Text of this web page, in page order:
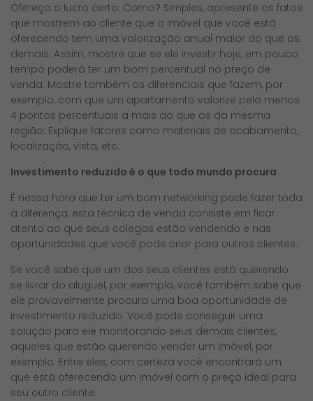
Ofereça o lucro certo. Como? Simples, apresente os fatos
que mostrem ao cliente que o imóvel que você está
oferecendo tem uma valorização anual maior do que os
demais. Assim, mostre que se ele investir hoje, em pouco
tempo poderá ter um bom percentual no preço de
venda. Mostre também os diferenciais que fazem, por
exemplo, com que um apartamento valorize pelo menos
4 pontos percentuais a mais do que os da mesma
região. Explique fatores como materiais de acabamento,
localização, vista, etc.
Investimento reduzido é o que todo mundo procura
É nessa hora que ter um bom networking pode fazer toda
a diferença, esta técnica de venda consiste em ficar
atento ao que seus colegas estão vendendo e nas
oportunidades que você pode criar para outros clientes.
Se você sabe que um dos seus clientes está querendo
se livrar do aluguel, por exemplo, você também sabe que
ele provavelmente procura uma boa oportunidade de
investimento reduzido. Você pode conseguir uma
solução para ele monitorando seus demais clientes,
aqueles que estão querendo vender um imóvel, por
exemplo. Entre eles, com certeza você encontrará um
que está oferecendo um imóvel com o preço ideal para
seu outro cliente.